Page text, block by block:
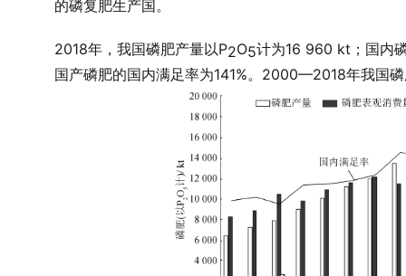
的磷复肥生产国。
2018年，我国磷肥产量以P2O5计为16 960 kt ；国内
国产磷肥的国内满足率为141%。 2000—2018年我国